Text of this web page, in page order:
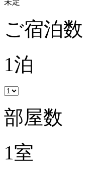
未定
ご宿泊数
1泊
部屋数
1室